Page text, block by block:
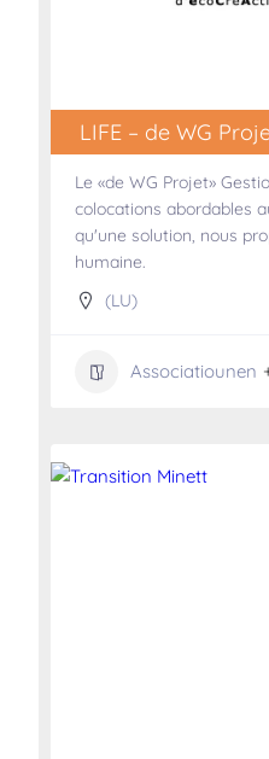
LIFE – de WG
Le «de WG Projet»
colocations abordables
qu'une solution, nous
humaine.
(LU)
Associatiounen